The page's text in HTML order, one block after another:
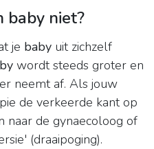
baby niet?
je baby uit zichzelf
wordt steeds groter en
neemt af. Als jouw
de verkeerde kant op
naar de gynaecoloog of
(draaipoging).